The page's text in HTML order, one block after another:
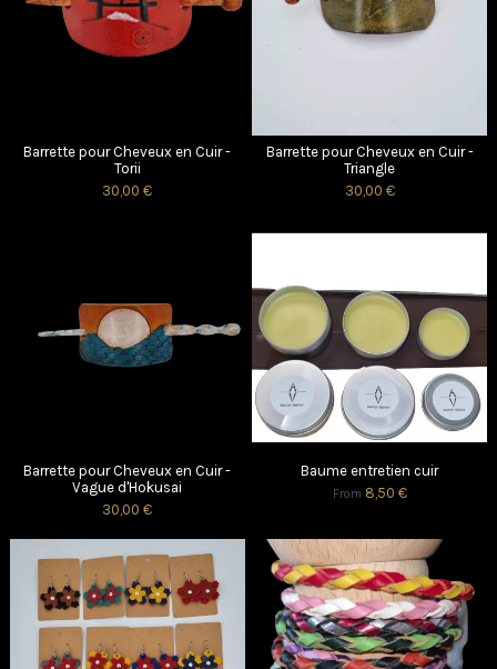
Barrette pour Cheveux en Cuir -
Torii
30,00 €
Barrette pour Cheveux en Cuir -
Triangle
30,00 €
Barrette pour Cheveux en Cuir -
Vague d'Hokusai
30,00 €
Baume entretien cuir
From 8,50 €